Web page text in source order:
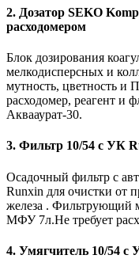
2. Дозатор SEKO
расходомером
Блок дозирования
мелкодисперсных и
мутность, цветность
расходомер, реагент и
Аквааурат-30.
3. Фильтр 10/54 с УК
Осадочный фильтр с
Runxin для очистки от
железа . Фильтрующий
МФУ 7л.Не требует
4. Умягчитель 10/54 с